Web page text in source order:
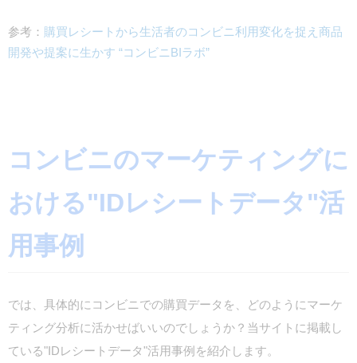
参考： 購買レシートから生活者のコンビニ利用変化を捉え商品
開発や提案に生かす “コンビニBIラボ”
コンビニのマーケティングに
おける"IDレシートデータ"活
用事例
では、具体的にコンビニでの購買データを、どのようにマーケ
ティング分析に活かせばいいのでしょうか？当サイトに掲載し
ている"IDレシートデータ"活用事例を紹介します。